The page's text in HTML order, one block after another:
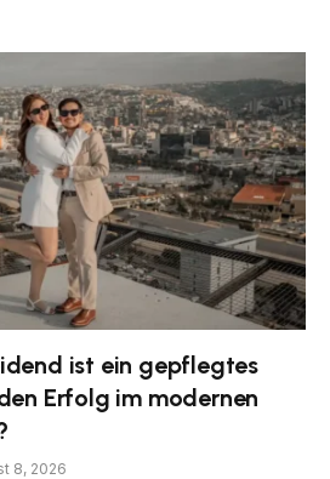
ist ein gepflegtes
Erfolg im modernen
8, 2026